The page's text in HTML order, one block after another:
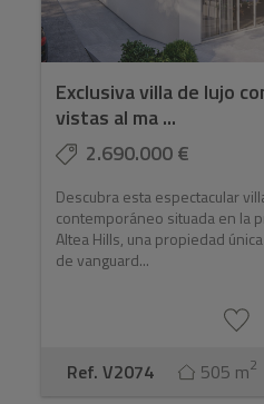
Exclusiva villa de lujo
vistas al ma ...
2.690.000 €
Descubra esta espectacular
contemporáneo situada en la
Altea Hills, una propiedad
de vanguard...
Ref. V2074 505 m2